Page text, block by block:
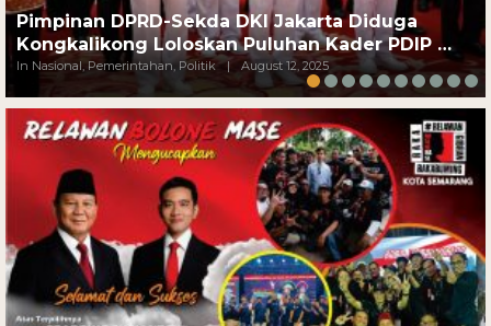
Pimpinan DPRD-Sekda DKI Jakarta Diduga
Kongkalikong Loloskan Puluhan Kader PDIP …
In Nasional, Pemerintahan, Politik | August 12, 2025